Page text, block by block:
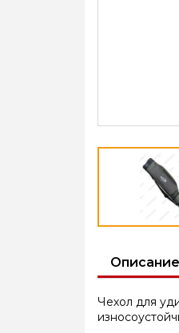
Описание
Чехол для